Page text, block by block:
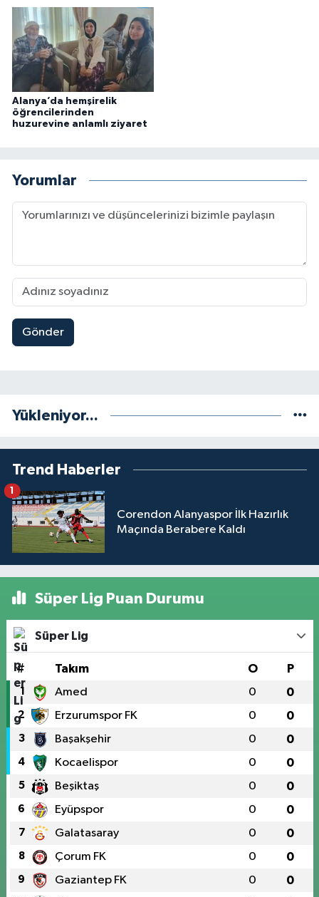
Alanya’da hemşirelik
öğrencilerinden
huzurevine anlamlı ziyaret
Yorumlar
Gönder
Yükleniyor...
Trend Haberler
Corendon Alanyaspor İlk Hazırlık
Maçında Berabere Kaldı
1
Süper Lig Puan Durumu
Süper Lig
# Takım O P
1 Amed 0 0
2 Erzurumspor FK 0 0
3 Başakşehir 0 0
4 Kocaelispor 0 0
5 Beşiktaş 0 0
6 Eyüpspor 0 0
7 Galatasaray 0 0
8 Çorum FK 0 0
9 Gaziantep FK 0 0